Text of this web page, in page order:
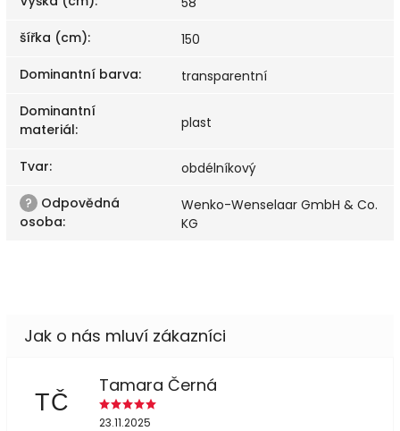
šířka (cm):
150
Dominantní barva:
transparentní
Dominantní
materiál: plast
Tvar:
obdélníkový
? Odpovědná
osoba:
Wenko-Wenselaar GmbH & Co.
KG
TČ
Tamara Černá
23.11.2025